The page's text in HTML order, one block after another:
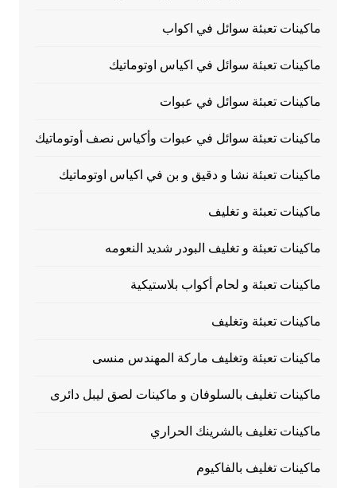
ماكينات تعبئة سوائل في اكواب
ماكينات تعبئة سوائل في اكياس اوتوماتيك
ماكينات تعبئة سوائل في عبوات
ماكينات تعبئة سوائل في عبوات وأكياس نصف أوتوماتيك
ماكينات تعبئة نشا و دقيق و بن في اكياس اوتوماتيك
ماكينات تعبئة و تغليف
ماكينات تعبئة و تغليف البودر شديد النعومه
ماكينات تعبئة و لحام أكواب بلاستيكية
ماكينات تعبئة وتغليف
ماكينات تعبئة وتغليف ماركة المهندس منسى
ماكينات تغليف بالسلوفان و ماكينات لصق ليبل دائرى
ماكينات تغليف بالشرينك الحراري
ماكينات تغليف بالفاكيوم